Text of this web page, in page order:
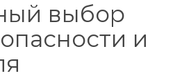
выбор
и